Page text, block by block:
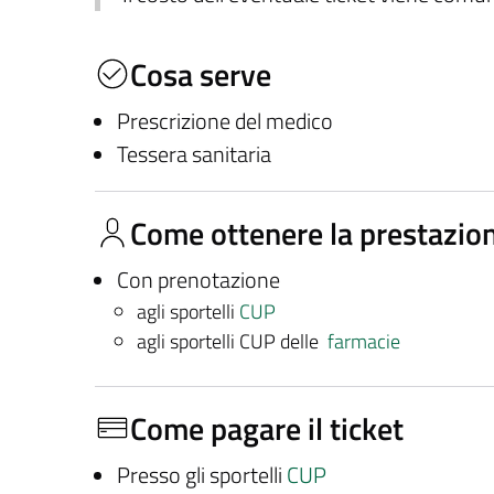
Cosa serve
Prescrizione del medico
Tessera sanitaria
Come ottenere la
Con prenotazione
agli sportelli CUP
agli sportelli CUP delle farmacie
Come pagare il ticket
Presso gli sportelli CUP